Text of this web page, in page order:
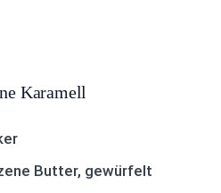
Karamell
Butter, gewürfelt